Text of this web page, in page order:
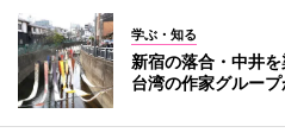
学ぶ・知る
新宿の落合・中井
台湾の作家グルー